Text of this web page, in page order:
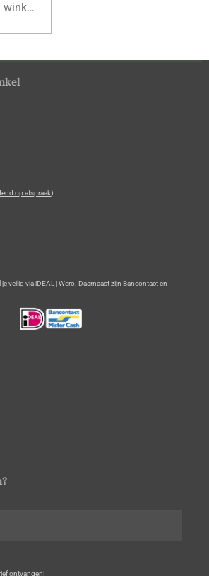
winkelwagen
op afspraak)
veilig via iDEAL | Wero. Daarnaast zijn Bancontact en
ontvangen!